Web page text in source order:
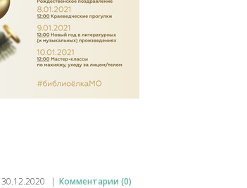
30.12.2020 | Комментарии (0)